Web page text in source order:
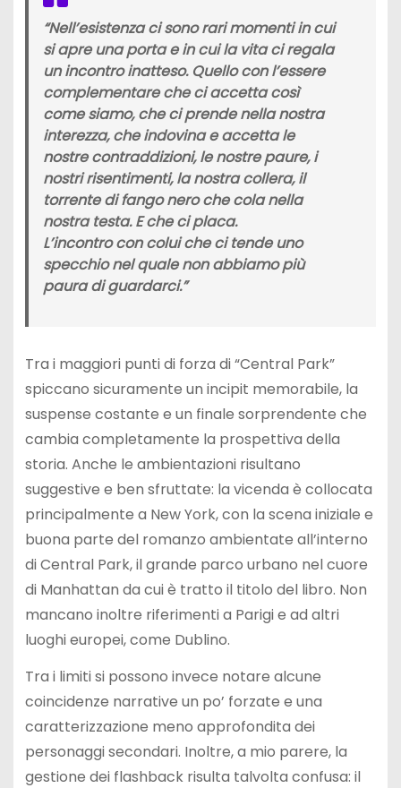
“Nell’esistenza ci sono rari momenti in cui
si apre una porta e in cui la vita ci regala
un incontro inatteso. Quello con l’essere
complementare che ci accetta così
come siamo, che ci prende nella nostra
interezza, che indovina e accetta le
nostre contraddizioni, le nostre paure, i
nostri risentimenti, la nostra collera, il
torrente di fango nero che cola nella
nostra testa. E che ci placa.
L’incontro con colui che ci tende uno
specchio nel quale non abbiamo più
paura di guardarci.”
Tra i maggiori punti di forza di “Central Park”
spiccano sicuramente un incipit memorabile, la
suspense costante e un finale sorprendente che
cambia completamente la prospettiva della
storia. Anche le ambientazioni risultano
suggestive e ben sfruttate: la vicenda è collocata
principalmente a New York, con la scena iniziale e
buona parte del romanzo ambientate all’interno
di Central Park, il grande parco urbano nel cuore
di Manhattan da cui è tratto il titolo del libro. Non
mancano inoltre riferimenti a Parigi e ad altri
luoghi europei, come Dublino.
Tra i limiti si possono invece notare alcune
coincidenze narrative un po’ forzate e una
caratterizzazione meno approfondita dei
personaggi secondari. Inoltre, a mio parere, la
gestione dei flashback risulta talvolta confusa: il